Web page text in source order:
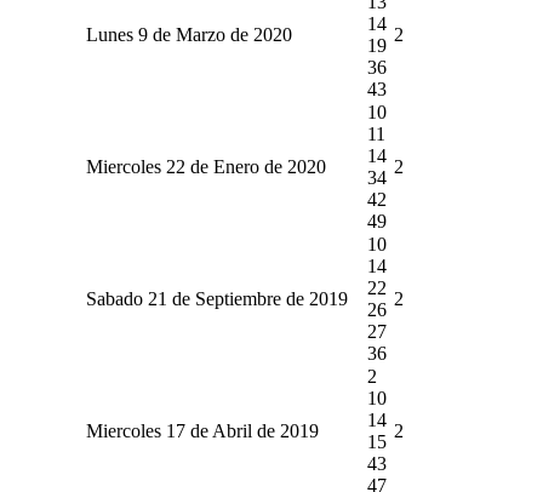
Lunes 9 de Marzo de 2020
14
19
36
43
2
Miercoles 22 de Enero de 2020
10
11
14
34
42
49
2
Sabado 21 de Septiembre de 2019
10
14
22
26
27
36
2
Miercoles 17 de Abril de 2019
2
10
14
15
43
47
2